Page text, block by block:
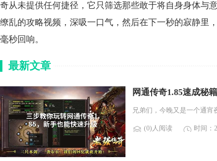
奇从未提供任何捷径，它只筛选那些敢于将自身身体与
缭乱的攻略视频，深吸一口气，然后在下一秒的寂静里
毫秒回响。
最新文章
网通传奇1.85速成秘
兄弟们，今晚又是一个通宵
(0)人阅读 时间：